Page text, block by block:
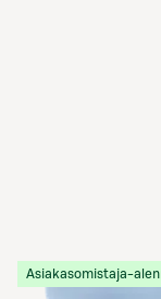
Asiakasomistaja-